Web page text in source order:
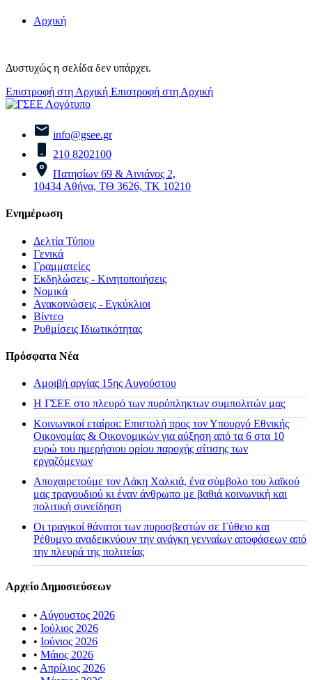
Αρχική
Δυστυχώς η σελίδα δεν υπάρχει.
Επιστροφή στη Αρχική Επιστροφή στη Αρχική
info@gsee.gr
210 8202100
Πατησίων 69 & Αινιάνος 2,
10434 Αθήνα, ΤΘ 3626, ΤΚ 10210
Ενημέρωση
Δελτία Τύπου
Γενικά
Γραμματείες
Εκδηλώσεις - Κινητοποιήσεις
Νομικά
Ανακοινώσεις - Εγκύκλιοι
Βίντεο
Ρυθμίσεις Ιδιωτικότητας
Πρόσφατα Νέα
Αμοιβή αργίας 15ης Αυγούστου
H ΓΣΕΕ στο πλευρό των πυρόπληκτων συμπολιτών μας
Κοινωνικοί εταίροι: Επιστολή προς τον Υπουργό Εθνικής
Οικονομίας & Οικονομικών για αύξηση από τα 6 στα 10
ευρώ του ημερήσιου ορίου παροχής σίτισης των
εργαζόμενων
Αποχαιρετούμε τον Λάκη Χαλκιά, ένα σύμβολο του λαϊκού
μας τραγουδιού κι έναν άνθρωπο με βαθιά κοινωνική και
πολιτική συνείδηση
Οι τραγικοί θάνατοι των πυροσβεστών σε Γύθειο και
Ρέθυμνο αναδεικνύουν την ανάγκη γενναίων αποφάσεων από
την πλευρά της πολιτείας
Αρχείο Δημοσιεύσεων
• Αύγουστος 2026
• Ιούλιος 2026
• Ιούνιος 2026
• Μάιος 2026
• Απρίλιος 2026